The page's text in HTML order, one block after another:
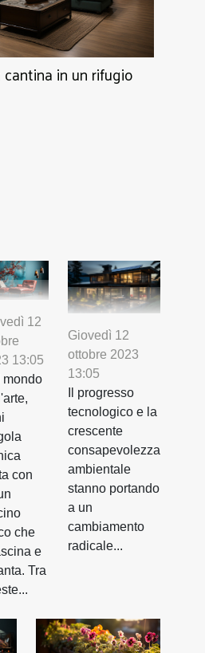
in un rifugio
12
13:05
mondo
con
che
e
Tra
Giovedì 12
ottobre 2023
13:05
Il progresso
tecnologico e la
crescente
consapevolezza
ambientale
stanno portando
a un
cambiamento
radicale...